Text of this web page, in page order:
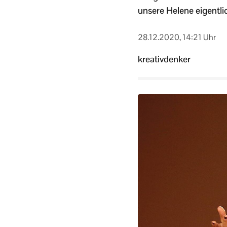
unsere Helene
28.12.2020, 14:21 Uhr
kreativdenker